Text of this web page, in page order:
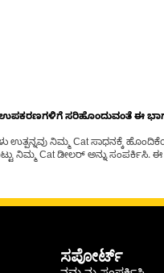
ಸರಿಹೊಂದುವಂತೆ ಈ
ನಿಮ್ಮ Cat ಸಾಧನಕ್ಕೆ
ನಿಮ್ಮ Cat ಡೀಲರ್ ಅನ್ನು ಸಂಪರ್ಕಿಸಿ.
ಸಪೋರ್ಟ್